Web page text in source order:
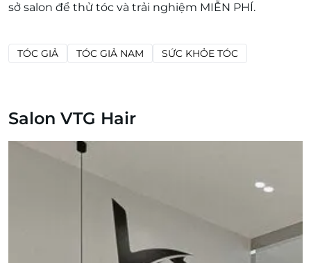
sở salon để thử tóc và trải nghiệm MIỄN PHÍ.
TÓC GIẢ TÓC GIẢ NAM SỨC KHỎE TÓC
Salon VTG Hair